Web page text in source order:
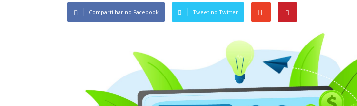
Compartilhar no Facebook Tweet no Twitter